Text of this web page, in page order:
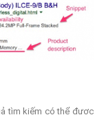
tìm kiếm có thể được